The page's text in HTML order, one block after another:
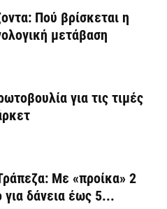
Πού βρίσκεται η
μετάβαση
για τις τιμές
Με «προίκα» 2
για δάνεια έως 5...